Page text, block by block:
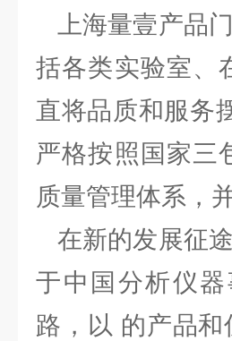
上海量壹产品
括各类实验室、
直将品质和服务
严格按照国家三
质量管理体系，并
在新的发展征
于中国分析仪
路，以 的产品